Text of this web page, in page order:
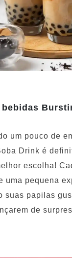
Drink é
escolha!
uma pequena
suas papilas
de